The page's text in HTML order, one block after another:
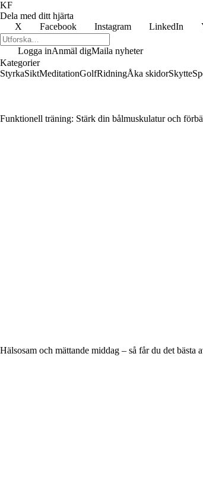
KF
Dela med ditt hjärta
X
Facebook Instagram LinkedIn
Logga inAnmäl digMaila nyheter
Kategorier
StyrkaSiktMeditationGolfRidningÅka skidorSkytte
Funktionell träning: Stärk din bålmuskulatur och
Hälsosam och mättande middag – så får du det bästa